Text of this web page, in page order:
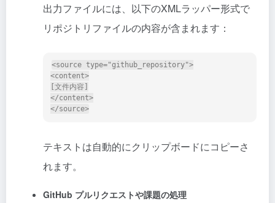
出力ファイルには、以下のXMLラッパー形式で
リポジトリファイルの内容が含まれます：
<source type="github_repository">
<content>
[文件内容]
</content>
テキストは自動的にクリップボードにコピーさ
れます。
GitHub プルリクエストや課題の処理